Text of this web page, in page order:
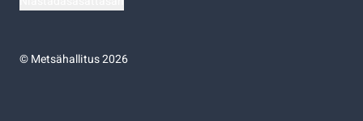
©Metsähallitus 2026